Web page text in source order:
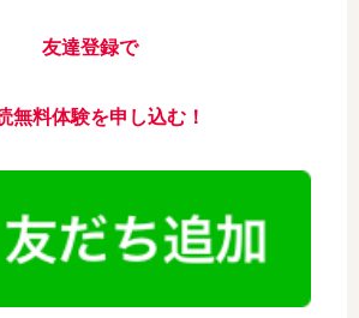
友達登録で
無料体験を申し込む！